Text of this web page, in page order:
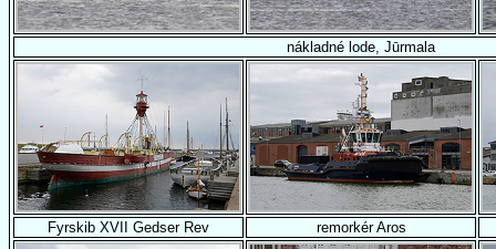
nákladné lode, Jūrmala
Fyrskib XVII Gedser Rev remorkér Aros